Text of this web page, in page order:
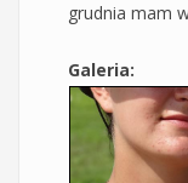
grudnia mam
Galeria: